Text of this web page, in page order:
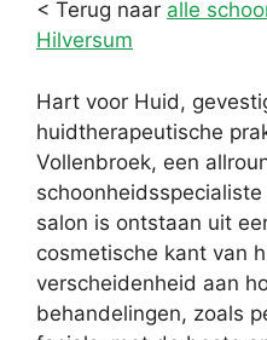
< Terug naar alle
Hilversum
Hart voor Huid,
huidtherapeutische
Vollenbroek, een
salon is ontstaan uit
cosmetische kant van
verscheidenheid aan
behandelingen, zoals